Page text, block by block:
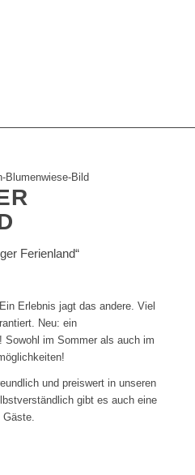
Ferienland“
Erlebnis jagt das andere. Viel
Neu: ein
Sowohl im Sommer als auch im
und preiswert in unseren
gibt es auch eine